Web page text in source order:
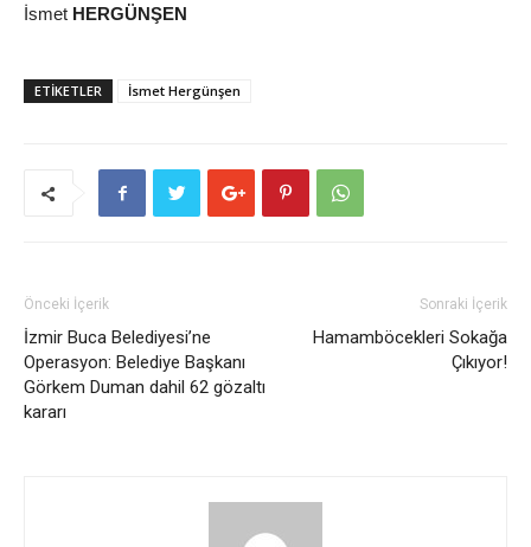
İsmet HERGÜNŞEN
ETİKETLER İsmet Hergünşen
Önceki İçerik
İzmir Buca Belediyesi’ne
Operasyon: Belediye Başkanı
Görkem Duman dahil 62 gözaltı
kararı
Sonraki İçerik
Hamamböcekleri Sokağa
Çıkıyor!